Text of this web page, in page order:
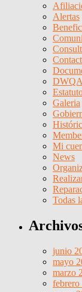
Alertas
Galeria
Mi
News
Todas
junio
mayo
marzo
febrero